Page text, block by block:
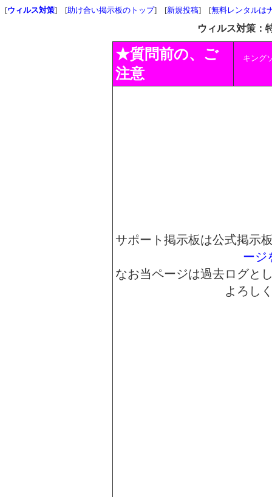
[ウィルス対策] [助け合い掲示板のトップ] [新規投稿] [無料レンタルは
ウィルス対策：
★質問前の、ご
注意
キング
サポート掲示板は公式掲示
ージ
なお当ページは過去ログと
よろし